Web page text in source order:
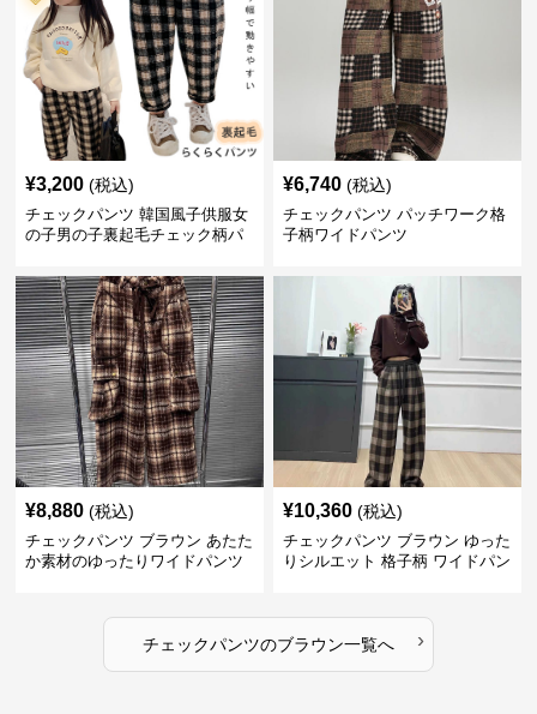
¥3,200 (税込)
チェックパンツ 韓国風子供服女
の子男の子裏起毛チェック柄パ
¥6,740 (税込)
チェックパンツ パッチワーク格
子柄ワイドパンツ
¥8,880 (税込)
チェックパンツ ブラウン あたた
か素材のゆったりワイドパンツ
¥10,360 (税込)
チェックパンツ ブラウン ゆった
りシルエット 格子柄 ワイドパン
チェックパンツのブラウン一覧へ ›